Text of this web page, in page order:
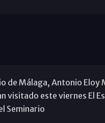
de Málaga, Antonio
visitado este viernes El
Seminario